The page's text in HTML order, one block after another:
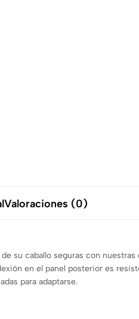
Valoraciones (0)
su caballo seguras con
en el panel posterior es
para adaptarse.